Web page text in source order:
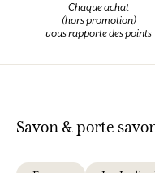
Chaque achat
(hors promotion)
vous rapporte des points
Savon & porte